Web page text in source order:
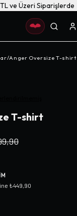
ve Üzeri Siparişlerde
/Anger Oversize T-shirt
T-shirt
₺449,90